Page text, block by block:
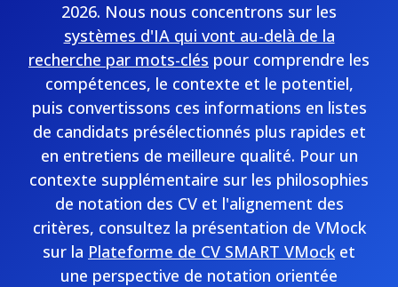
2026. Nous nous concentrons sur les
systèmes d'IA qui vont au-delà de la
recherche par mots-clés pour comprendre les
compétences, le contexte et le potentiel,
puis convertissons ces informations en listes
de candidats présélectionnés plus rapides et
en entretiens de meilleure qualité. Pour un
contexte supplémentaire sur les philosophies
de notation des CV et l'alignement des
critères, consultez la présentation de VMock
sur la Plateforme de CV SMART VMock et
une perspective de notation orientée